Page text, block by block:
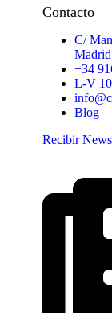
Contacto
C/
+34
L-V
Blog
Recibir